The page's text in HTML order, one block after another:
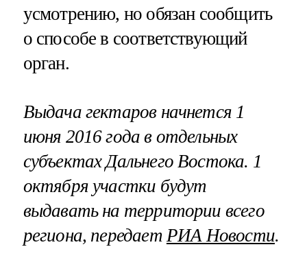
усмотрению, но обязан сообщить
о способе в соответствующий
орган.
Выдача гектаров начнется 1
июня 2016 года в отдельных
субъектах Дальнего Востока. 1
октября участки будут
выдавать на территории всего
региона, передает РИА Новости.